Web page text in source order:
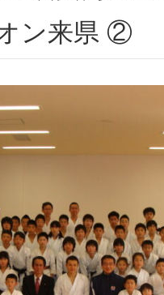
オン来県 ②